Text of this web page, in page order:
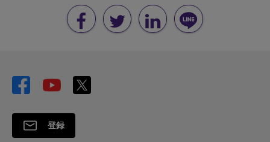
登録